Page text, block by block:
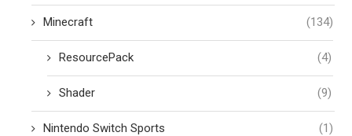
Minecraft (134)
ResourcePack (4)
Shader (9)
Nintendo Switch Sports (1)